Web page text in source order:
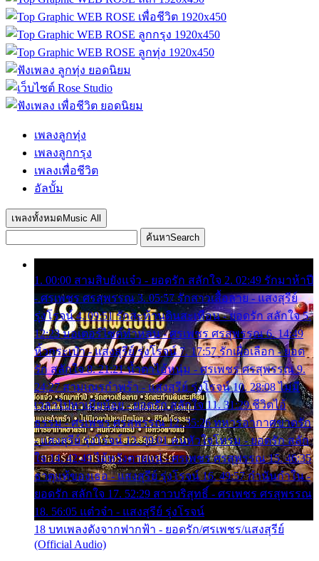
เพลงลูกทุ่ง
เพลงลูกกรุง
เพลงเพื่อชีวิต
อัลบั้ม
เพลงทั้งหมด Music All
ค้นหาSearch
1. 00:00 สามสิบยังแจ๋ว - ยอดรัก สลักใจ 2. 02:49 รักมาห้าปี
- ศรเพชร ศรสุพรรณ 3. 05:57 รักสาวเสื้อลาย - แสงสุรีย์
รุ่งโรจน์ 4. 09:51 รักสะท้านดินสะเทือน - ยอดรัก สลักใจ 5.
12:23 มอเตอร์ไซค์ทำหล่น - ศรเพชร ศรสุพรรณ 6. 14:49
หิ้วกระเป๋า - แสงสุรีย์ รุ่งโรจน์ 7. 17:57 รักเผื่อเลือก - ยอด
รัก สลักใจ 8. 21:21 น้ำตาไอ้หนุ่ม - ศรเพชร ศรสุพรรณ 9.
24:27 สามเณรกำพร้า - แสงสุรีย์ รุ่งโรจน์ 10. 28:08 ไม่มี
เวลาไปหาเมียน้อย - ยอดรัก สลักใจ 11. 31:29 ชีวิตไอ้
ธรรม - ศรเพชร ศรสุพรรณ 12. 35:26 ทหารอากาศขาดรัก
- แสงสุรีย์ รุ่งโรจน์ 13. 39:01 คนหัวใจโทรม - ยอดรัก สลัก
ใจ 14. 42:49 ไอ้หวังตายแน่ - ศรเพชร ศรสุพรรณ 15. 46:35
ธาตุแท้ของเธอ - แสงสุรีย์ รุ่งโรจน์ 16. 49:57 กำนันกำใน -
ยอดรัก สลักใจ 17. 52:29 สาวบริสุทธิ์ - ศรเพชร ศรสุพรรณ
18. 56:05 แต๋วจ๋า - แสงสุรีย์ รุ่งโรจน์
18 บทเพลงดังจากฟากฟ้า - ยอดรัก/ศรเพชร/แสงสุรีย์
(Official Audio)